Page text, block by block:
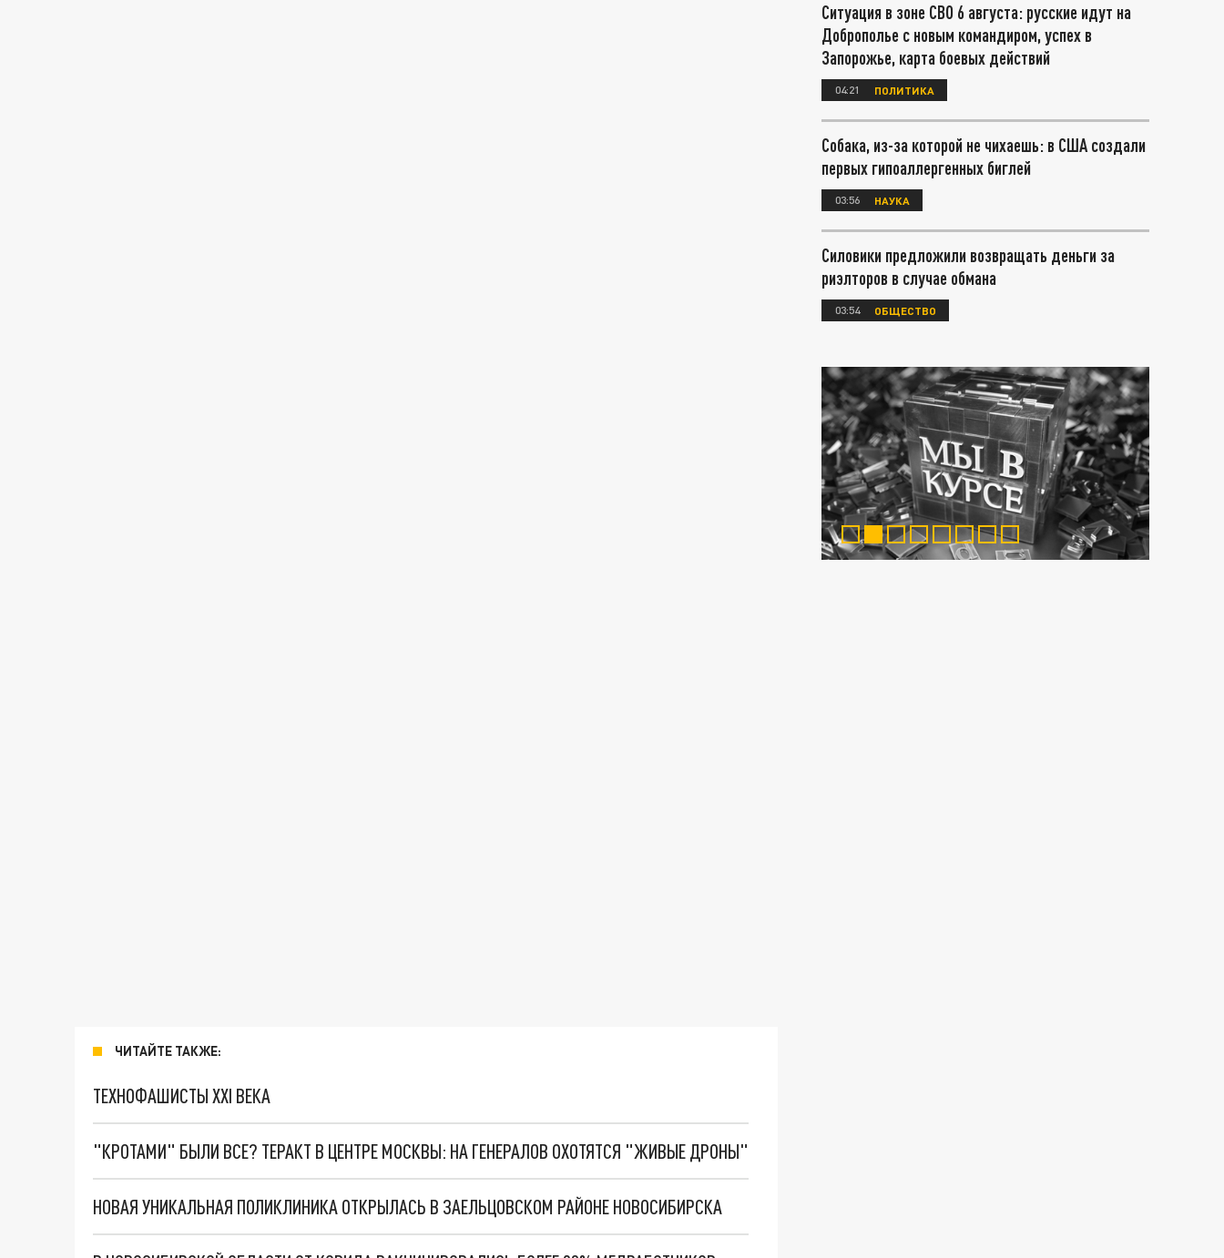
ЧИТАЙТЕ ТАКЖЕ:
ТЕХНОФАШИСТЫ XXI ВЕКА
"КРОТАМИ" БЫЛИ ВСЕ? ТЕРАКТ В ЦЕНТРЕ МОСКВЫ: НА ГЕНЕРАЛОВ ОХОТЯТСЯ "ЖИВЫЕ ДРОНЫ"
НОВАЯ УНИКАЛЬНАЯ ПОЛИКЛИНИКА ОТКРЫЛАСЬ В ЗАЕЛЬЦОВСКОМ РАЙОНЕ НОВОСИБИРСКА
Ситуация в зоне СВО 6 августа: русские идут на
Доброполье с новым командиром, успех в
Запорожье, карта боевых действий
04:21 ПОЛИТИКА
Собака, из-за которой не чихаешь: в США создали
первых гипоаллергенных биглей
03:56 НАУКА
Силовики предложили возвращать деньги за
риэлторов в случае обмана
03:54 ОБЩЕСТВО